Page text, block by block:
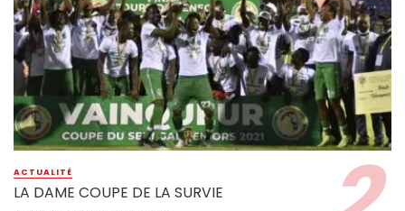
ACTUALITÉ
LA DAME COUPE DE LA SURVIE